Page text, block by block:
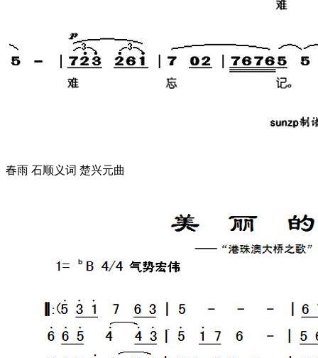
春雨 石顺义词 楚兴元曲